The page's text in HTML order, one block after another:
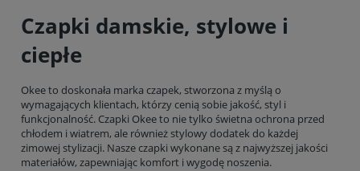
Czapki damskie, stylowe i
ciepłe
Okee to doskonała marka czapek, stworzona z myślą o
wymagających klientach, którzy cenią sobie jakość, styl i
funkcjonalność. Czapki Okee to nie tylko świetna ochrona przed
chłodem i wiatrem, ale również stylowy dodatek do każdej
zimowej stylizacji. Nasze czapki wykonane są z najwyższej jakości
materiałów, zapewniając komfort i wygodę noszenia.